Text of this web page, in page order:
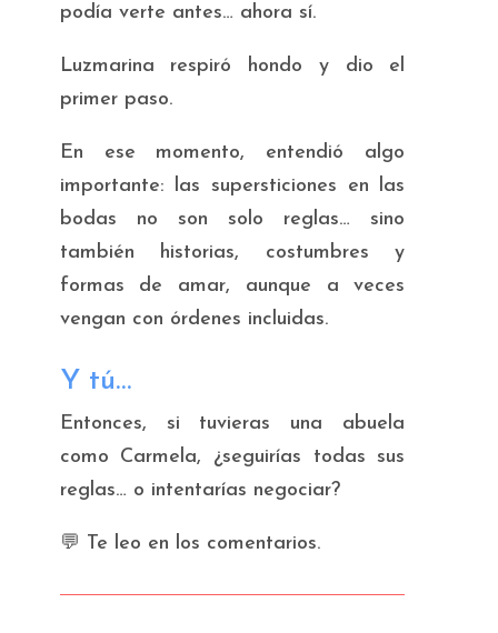
podía verte antes… ahora sí.
Luzmarina respiró hondo y dio el
primer paso.
En ese momento, entendió algo
importante: las supersticiones en las
bodas no son solo reglas… sino
también historias, costumbres y
formas de amar, aunque a veces
vengan con órdenes incluidas.
Y tú…
Entonces, si tuvieras una abuela
como Carmela, ¿seguirías todas sus
reglas… o intentarías negociar?
💬 Te leo en los comentarios.